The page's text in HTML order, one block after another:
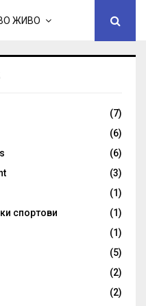
ЖИВО
(7)
(6)
(6)
(3)
(1)
спортови
(1)
(1)
(5)
(2)
(2)